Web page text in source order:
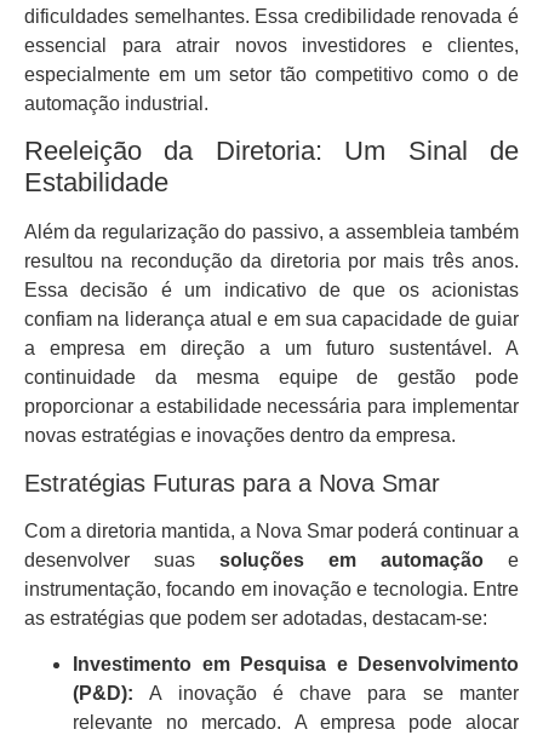
dificuldades semelhantes. Essa credibilidade renovada é
essencial para atrair novos investidores e clientes,
especialmente em um setor tão competitivo como o de
automação industrial.
Reeleição da Diretoria: Um Sinal de
Estabilidade
Além da regularização do passivo, a assembleia também
resultou na recondução da diretoria por mais três anos.
Essa decisão é um indicativo de que os acionistas
confiam na liderança atual e em sua capacidade de guiar
a empresa em direção a um futuro sustentável. A
continuidade da mesma equipe de gestão pode
proporcionar a estabilidade necessária para implementar
novas estratégias e inovações dentro da empresa.
Estratégias Futuras para a Nova Smar
Com a diretoria mantida, a Nova Smar poderá continuar a
desenvolver suas soluções em automação e
instrumentação, focando em inovação e tecnologia. Entre
as estratégias que podem ser adotadas, destacam-se:
Investimento em Pesquisa e Desenvolvimento
(P&D): A inovação é chave para se manter
relevante no mercado. A empresa pode alocar